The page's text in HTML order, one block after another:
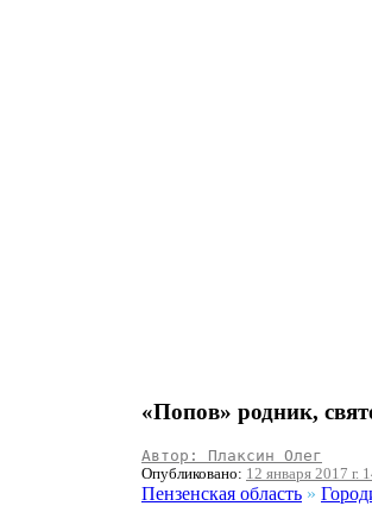
«Попов» родник,
Автор: Плаксин Олег
Опубликовано: 12 января 2017 г.
Пензенская область »